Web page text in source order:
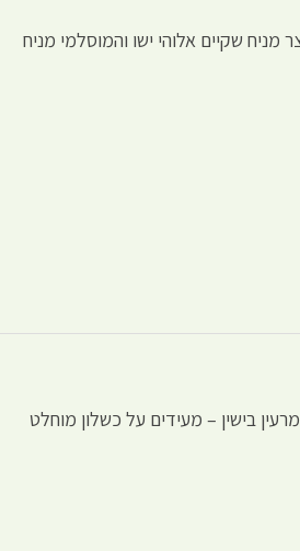
שקיים אלוהי ישו והמוסלמי מניח
בישין – מעידים על כשלון מוחלט